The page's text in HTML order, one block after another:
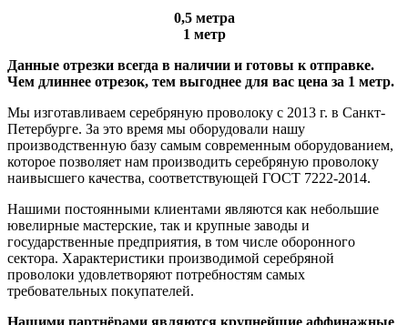
0,5 метра
1 метр
Данные отрезки всегда в наличии и готовы к отправке.
Чем длиннее отрезок, тем выгоднее для вас цена за 1 метр.
Мы изготавливаем серебряную проволоку с 2013 г. в Санкт-
Петербурге. За это время мы оборудовали нашу
производственную базу самым современным оборудованием,
которое позволяет нам производить серебряную проволоку
наивысшего качества, соответствующей ГОСТ 7222-2014.
Нашими постоянными клиентами являются как небольшие
ювелирные мастерские, так и крупные заводы и
государственные предприятия, в том числе оборонного
сектора. Характеристики производимой серебряной
проволоки удовлетворяют потребностям самых
требовательных покупателей.
Нашими партнёрами являются крупнейшие аффинажные